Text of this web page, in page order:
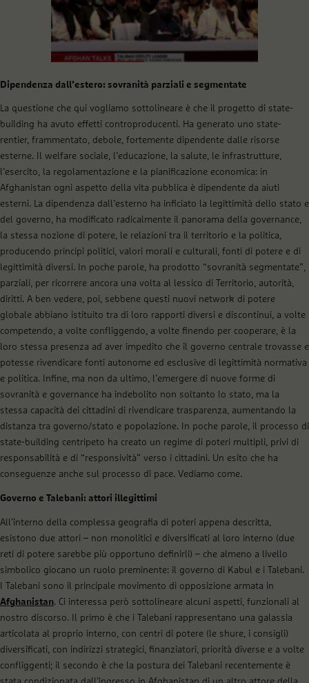
Dipendenza dall’estero: sovranità parziali e segmentate
La questione che qui vogliamo sottolineare è che il progetto di state-
building ha avuto effetti controproducenti. Ha generato uno state-
rentier, frammentato, debole, fortemente dipendente dalle risorse
esterne. Il welfare sociale, l’educazione, la salute, le infrastrutture,
l’esercito, la regolamentazione e la pianificazione economica: in
Afghanistan ogni aspetto della vita pubblica è dipendente da aiuti
esterni. La dipendenza dall’esterno ha inficiato la legittimità dello stato e
del governo, ha modificato radicalmente il panorama della governance,
la stessa nozione di potere, le relazioni tra il territorio e la politica,
producendo principi politici, valori morali e culturali, fonti di potere e di
legittimità diversi. In poche parole, ha prodotto “sovranità segmentate”,
parziali, per ricorrere ancora una volta al lessico di
Territorio, autorità,
diritti. A ben vedere, poi, sebbene questi nuovi network di potere
globale abbiano istituito tra di loro rapporti diversi e discontinui, a volte
competendo, a volte confliggendo, a volte finendo per cooperare, è la
loro stessa presenza ad aver impedito che il governo centrale trovasse e
potesse rivendicare fonti autonome ed esclusive di legittimità normativa
e politica. Infine, ma non da ultimo, l’emergere di nuove forme di
sovranità e governance ha indebolito non soltanto lo stato, ma la
stessa capacità dei cittadini di rivendicare trasparenza, aumentando la
distanza tra governo/stato e popolazione. In poche parole, il processo di
state-building centripeto ha creato un regime di poteri multipli, privi di
responsabilità e di “responsività” verso i cittadini. Un esito che ha
conseguenze anche sul processo di pace. Vediamo come.
Governo e Talebani: attori illegittimi
All’interno della complessa geografia di poteri appena descritta,
esistono due attori – non monolitici e diversificati al loro interno (due
reti di potere sarebbe più opportuno definirli) – che almeno a livello
simbolico giocano un ruolo preminente: il governo di Kabul e i Talebani.
I Talebani sono il principale movimento di opposizione armata in
Afghanistan. Ci interessa però sottolineare alcuni aspetti, funzionali al
nostro discorso. Il primo è che i Talebani rappresentano una galassia
articolata al proprio interno, con centri di potere (le shure, i consigli)
diversificati, con indirizzi strategici, finanziatori, priorità diverse e a volte
confliggenti; il secondo è che la postura dei Talebani recentemente è